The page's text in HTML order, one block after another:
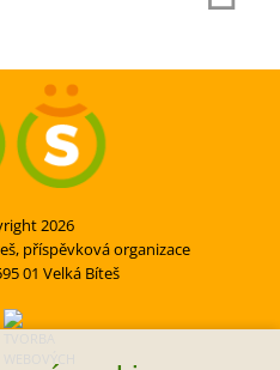
2026
příspěvková organizace
01 Velká Bíteš